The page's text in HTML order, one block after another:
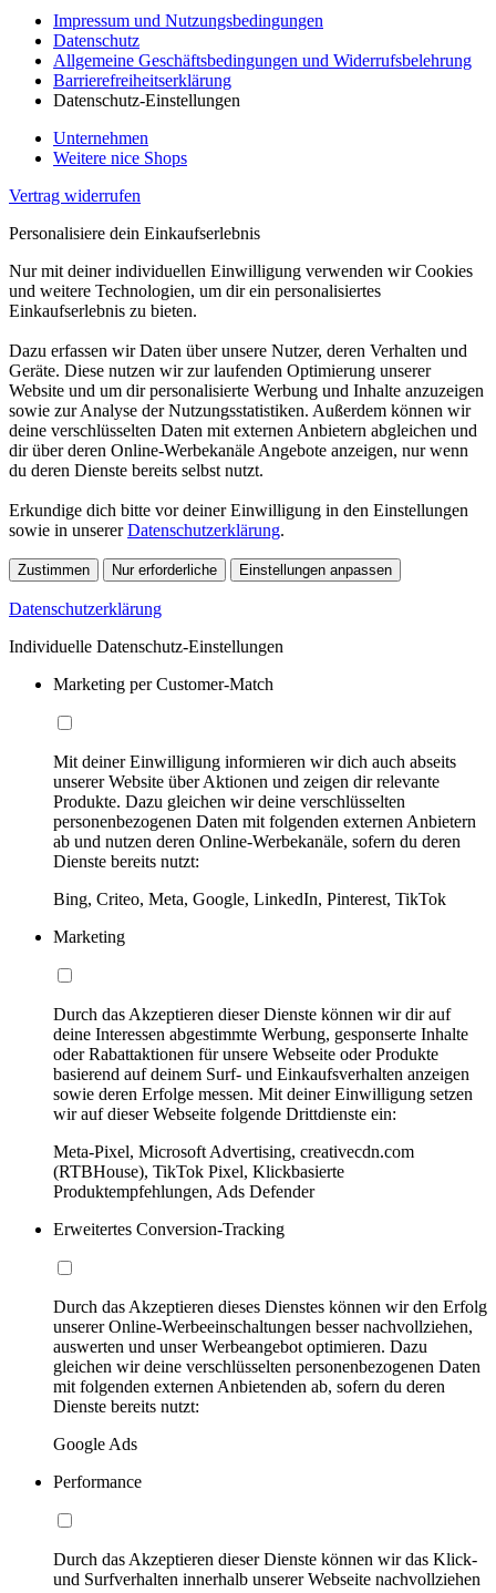
Impressum und Nutzungsbedingungen
Datenschutz
Allgemeine Geschäftsbedingungen und Widerrufsbelehrung
Barrierefreiheitserklärung
Datenschutz-Einstellungen
Unternehmen
Weitere nice Shops
Vertrag widerrufen
Personalisiere dein Einkaufserlebnis
Nur mit deiner individuellen Einwilligung verwenden wir Cookies
und weitere Technologien, um dir ein personalisiertes
Einkaufserlebnis zu bieten.
Dazu erfassen wir Daten über unsere Nutzer, deren Verhalten und
Geräte. Diese nutzen wir zur laufenden Optimierung unserer
Website und um dir personalisierte Werbung und Inhalte anzuzeigen
sowie zur Analyse der Nutzungsstatistiken. Außerdem können wir
deine verschlüsselten Daten mit externen Anbietern abgleichen und
dir über deren Online-Werbekanäle Angebote anzeigen, nur wenn
du deren Dienste bereits selbst nutzt.
Erkundige dich bitte vor deiner Einwilligung in den Einstellungen
sowie in unsererDatenschutzerklärung.
Zustimmen Nur erforderliche Einstellungen anpassen
Datenschutzerklärung
Individuelle Datenschutz-Einstellungen
Marketing per Customer-Match
Mit deiner Einwilligung informieren wir dich auch abseits
unserer Website über Aktionen und zeigen dir relevante
Produkte. Dazu gleichen wir deine verschlüsselten
personenbezogenen Daten mit folgenden externen Anbietern
ab und nutzen deren Online-Werbekanäle, sofern du deren
Dienste bereits nutzt:
Bing, Criteo, Meta, Google, LinkedIn, Pinterest, TikTok
Marketing
Durch das Akzeptieren dieser Dienste können wir dir auf
deine Interessen abgestimmte Werbung, gesponserte Inhalte
oder Rabattaktionen für unsere Webseite oder Produkte
basierend auf deinem Surf- und Einkaufsverhalten anzeigen
sowie deren Erfolge messen. Mit deiner Einwilligung setzen
wir auf dieser Webseite folgende Drittdienste ein:
Meta-Pixel, Microsoft Advertising, creativecdn.com
(RTBHouse), TikTok Pixel, Klickbasierte
Produktempfehlungen, Ads Defender
Erweitertes Conversion-Tracking
Durch das Akzeptieren dieses Dienstes können wir den Erfolg
unserer Online-Werbeeinschaltungen besser nachvollziehen,
auswerten und unser Werbeangebot optimieren. Dazu
gleichen wir deine verschlüsselten personenbezogenen Daten
mit folgenden externen Anbietenden ab, sofern du deren
Dienste bereits nutzt:
Google Ads
Performance
Durch das Akzeptieren dieser Dienste können wir das Klick-
und Surfverhalten innerhalb unserer Webseite nachvollziehen